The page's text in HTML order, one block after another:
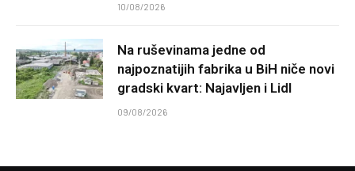
10/08/2026
Na ruševinama jedne od
najpoznatijih fabrika u BiH niče novi
gradski kvart: Najavljen i Lidl
09/08/2026